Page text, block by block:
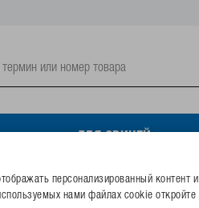
персонализированный контент и
нами файлах cookie откройте